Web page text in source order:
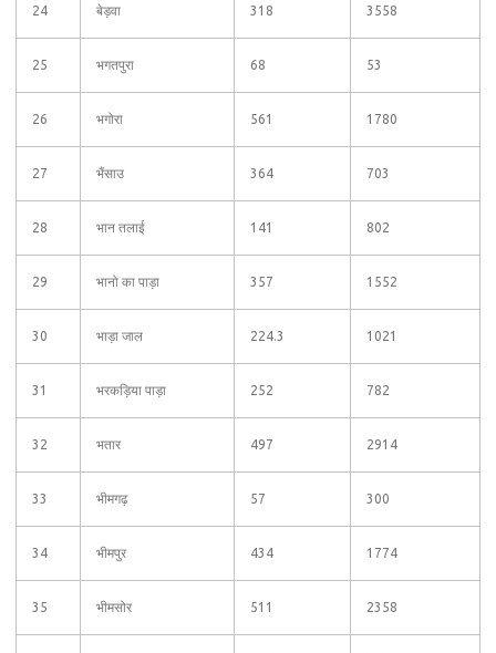
24 बेड़वा 318 3558
25 भगतपुरा 68 53
26 भगोरा 561 1780
27 भैंसाउ 364 703
28 भान तलाई 141 802
29 भानो का पाड़ा 357 1552
30 भाड़ा जाल 224.3 1021
31 भरकड़िया पाड़ा 252 782
32 भतार 497 2914
33 भीमगढ़ 57 300
34 भीमपुर 434 1774
35 भीमसोर 511 2358